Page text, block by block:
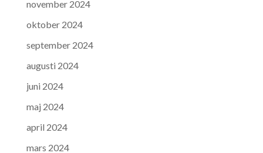
november 2024
oktober 2024
september 2024
augusti 2024
juni 2024
maj 2024
april 2024
mars 2024